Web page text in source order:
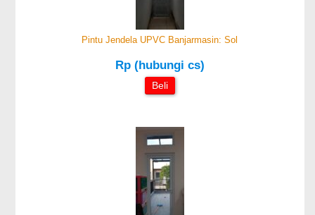
Pintu Jendela UPVC Banjarmasin: Sol
Rp (hubungi cs)
Beli